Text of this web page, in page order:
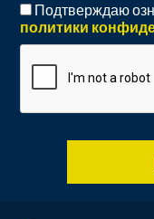
Подтверждаю
политики